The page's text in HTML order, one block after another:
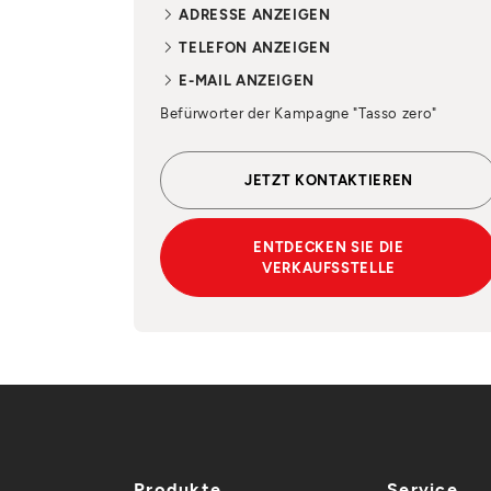
ADRESSE ANZEIGEN
TELEFON ANZEIGEN
E-MAIL ANZEIGEN
Befürworter der Kampagne "Tasso zero"
JETZT KONTAKTIEREN
ENTDECKEN SIE DIE
VERKAUFSSTELLE